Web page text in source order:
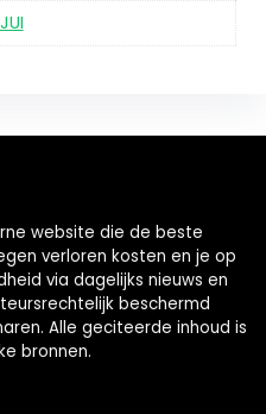
website die de beste
verloren kosten en je op
via dagelijks nieuws en
beschermd
Alle geciteerde inhoud is
bronnen.